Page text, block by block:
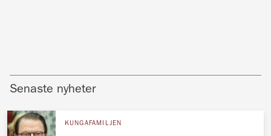
Senaste nyheter
KUNGAFAMILJEN